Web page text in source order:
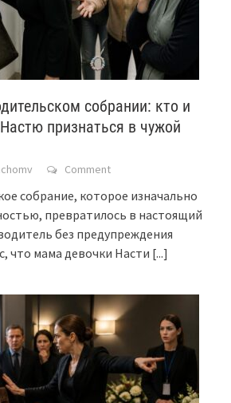
собрании: кто и
признаться в чужой
Comment
собрание, которое изначально
превратилось в настоящий
без предупреждения
что мама девочки Насти [...]